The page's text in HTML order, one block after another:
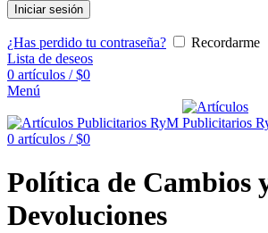
Iniciar sesión
¿Has perdido tu contraseña?
Recordarme
Lista de deseos
0 artículos / $0
Menú
0 artículos / $0
Política de Cambios
Devoluciones